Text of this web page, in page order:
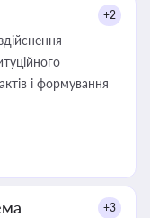
+2
і формування
+3